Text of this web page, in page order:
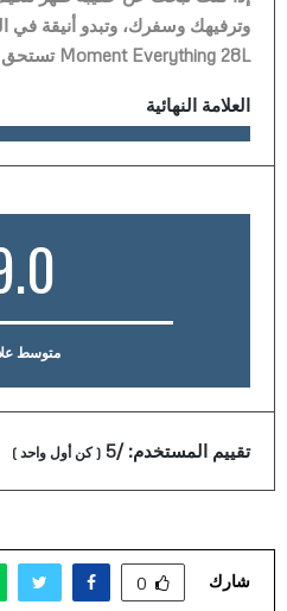
وترفيهك وسفرك، وتبدو أنيقة في
Moment Everything 28L تستحق ذلك.
العلامة النهائية
متوسط
تقييم المستخدم:/5
(كن أول واحد )
شارك 0